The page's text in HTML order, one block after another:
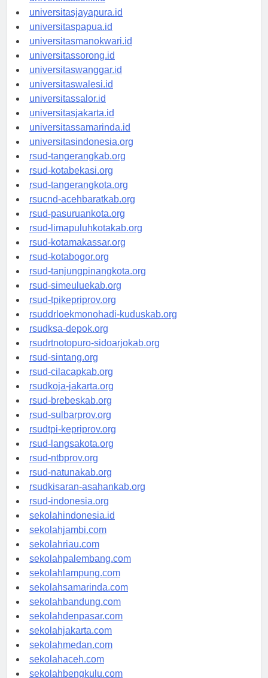
universitassofifi.id
universitasjayapura.id
universitaspapua.id
universitasmanokwari.id
universitassorong.id
universitaswanggar.id
universitaswalesi.id
universitassalor.id
universitasjakarta.id
universitassamarinda.id
universitasindonesia.org
rsud-tangerangkab.org
rsud-kotabekasi.org
rsud-tangerangkota.org
rsucnd-acehbaratkab.org
rsud-pasuruankota.org
rsud-limapuluhkotakab.org
rsud-kotamakassar.org
rsud-kotabogor.org
rsud-tanjungpinangkota.org
rsud-simeuluekab.org
rsud-tpikepriprov.org
rsuddrloekmonohadi-kuduskab.org
rsudksa-depok.org
rsudrtnotopuro-sidoarjokab.org
rsud-sintang.org
rsud-cilacapkab.org
rsudkoja-jakarta.org
rsud-brebeskab.org
rsud-sulbarprov.org
rsudtpi-kepriprov.org
rsud-langsakota.org
rsud-ntbprov.org
rsud-natunakab.org
rsudkisaran-asahankab.org
rsud-indonesia.org
sekolahindonesia.id
sekolahjambi.com
sekolahriau.com
sekolahpalembang.com
sekolahlampung.com
sekolahsamarinda.com
sekolahbandung.com
sekolahdenpasar.com
sekolahjakarta.com
sekolahmedan.com
sekolahaceh.com